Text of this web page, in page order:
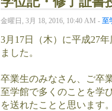
金曜日, 3月 18, 2016, 10:40 AM - 至
3月17日（木）に平成27
ました。
卒業生のみなさん、ご卒
至学館で多くのことを学
を送れたことと思います。